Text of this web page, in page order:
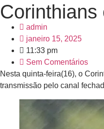
Corinthians
admin
janeiro 15, 2025
11:33 pm
Sem Comentários
Nesta quinta-feira(16), o
transmissão pelo canal